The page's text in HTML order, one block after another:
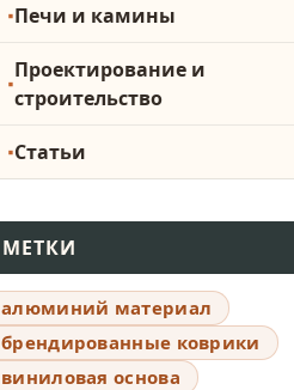
Печи и камины
Проектирование и
строительство
Статьи
МЕТКИ
алюминий материал
брендированные коврики
виниловая основа